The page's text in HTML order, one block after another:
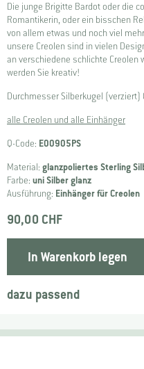
Die junge Brigitte Bardot oder die
Romantikerin, oder ein bisschen
von allem etwas und noch viel
unsere Creolen sind in vielen
an verschiedene schlichte Creolen
werden Sie kreativ!
Durchmesser Silberkugel
alle Creolen und alle Einhänger
Q-Code: E00905PS
Material: glanzpoliertes Sterling
Farbe: uni Silber glanz
Ausführung: Einhänger für Creolen
90,00 CHF
In Warenkorb legen
dazu passend